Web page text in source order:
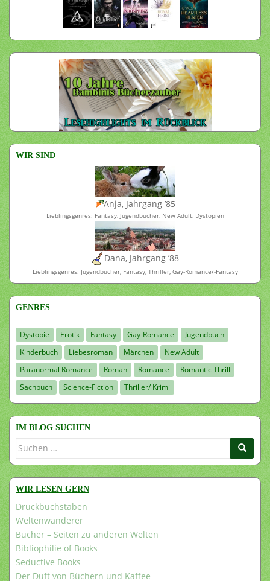
WIR SIND
Anja, Jahrgang ’85
Lieblingsgenres: Fantasy, Jugendbücher, New Adult, Dystopien
Dana, Jahrgang ’88
Lieblingsgenres: Jugendbücher, Fantasy, Thriller, Gay-Romance/-Fantasy
GENRES
Dystopie Erotik Fantasy Gay-Romance
Jugendbuch
Kinderbuch
Liebesroman Märchen
New Adult
Paranormal Romance
Roman Romance
Romantic Thrill
Sachbuch
Science-Fiction Thriller/ Krimi
IM BLOG SUCHEN
Suchen
WIR LESEN GERN
Druckbuchstaben
Weltenwanderer
Bücher – Seiten zu anderen Welten
Bibliophilie of Books
Seductive Books
Der Duft von Büchern und Kaffee